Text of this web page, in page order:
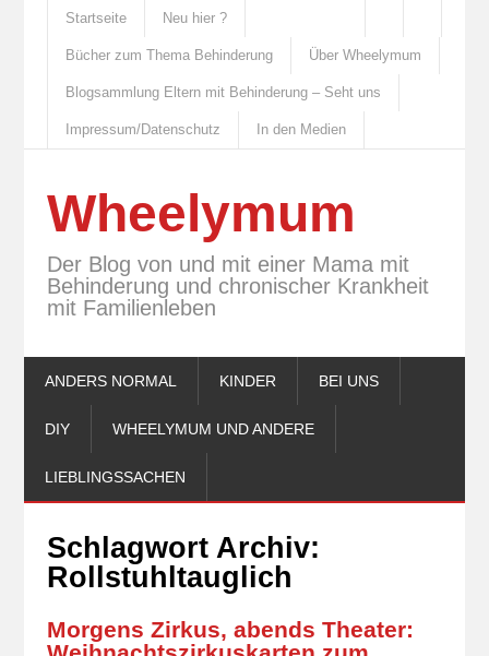
Startseite Neu hier ?
Bücher zum Thema Behinderung Über Wheelymum
Blogsammlung Eltern mit Behinderung – Seht uns
Impressum/Datenschutz In den Medien
Wheelymum
Der Blog von und mit einer Mama mit
Behinderung und chronischer Krankheit
mit Familienleben
ANDERS NORMAL KINDER BEI UNS
DIY WHEELYMUM UND ANDERE
LIEBLINGSSACHEN
Schlagwort Archiv:
Rollstuhltauglich
Morgens Zirkus, abends Theater: